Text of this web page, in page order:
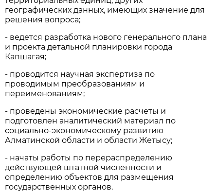
географических данных, имеющих значение для
решения вопроса;
- ведется разработка нового генерального плана
и проекта детальной планировки города
Капшагая;
- проводится научная экспертиза по
проводимым преобразованиям и
переименованиям;
- проведены экономические расчеты и
подготовлен аналитический материал по
социально-экономическому развитию
Алматинской области и области Жетысу;
- начаты работы по перераспределению
действующей штатной численности и
определению объектов для размещения
государственных органов.